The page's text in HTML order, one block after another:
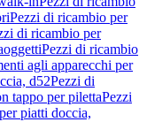
Pezzi di ricambio per
di ricambio per
Pezzi di ricambio
agli apparecchi per
d52Pezzi di
tappo per pilettaPezzi
piatti doccia,